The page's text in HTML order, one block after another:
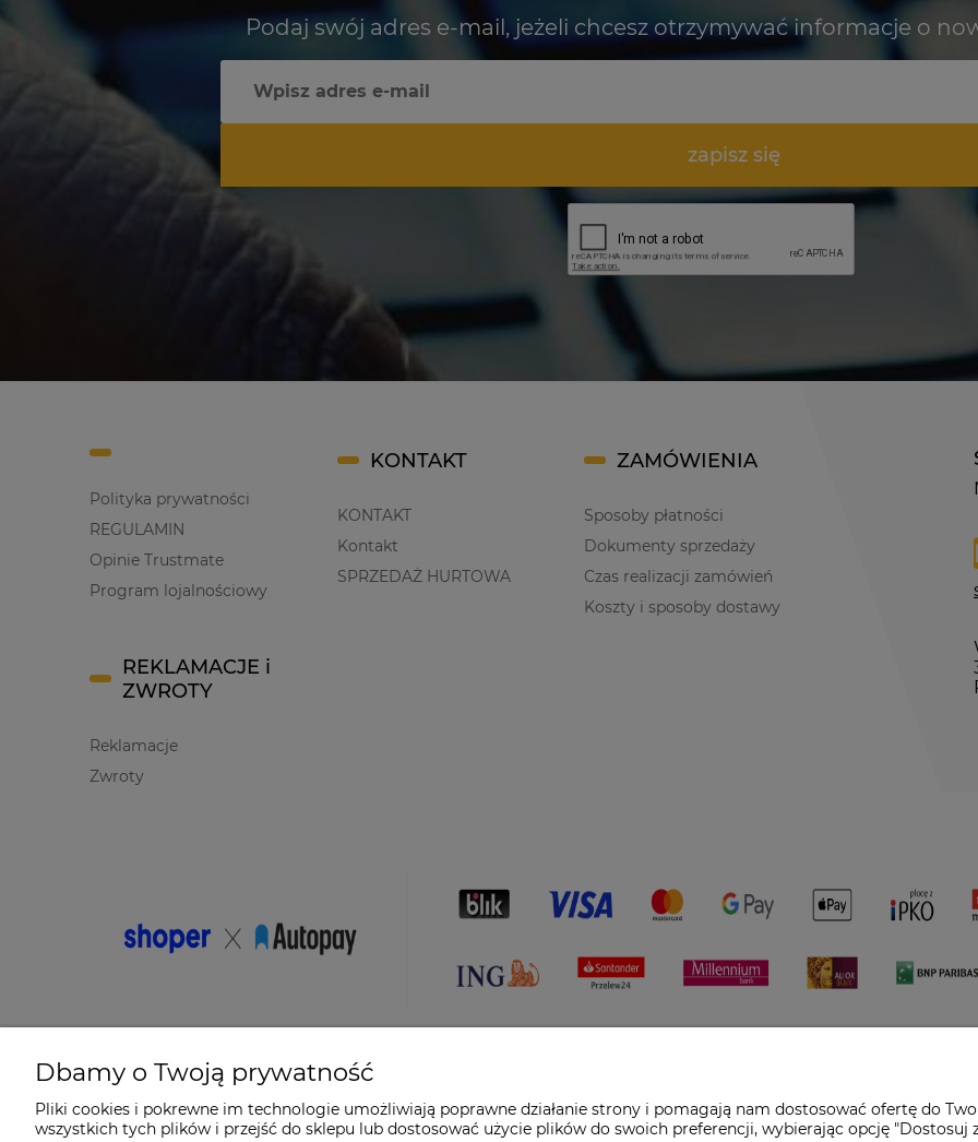
Podaj swój adres e-mail, jeżeli chcesz otrzymywać informacje o
zapisz się
Polityka prywatności
REGULAMIN
Opinie Trustmate
Program lojalnościowy
KONTAKT
KONTAKT
Kontakt
SPRZEDAŻ HURTOWA
ZAMÓWIENIA
Sposoby płatności
Dokumenty sprzedaży
Czas realizacji zamówień
Koszty i sposoby dostawy
REKLAMACJE i
ZWROTY
Reklamacje
Zwroty
Dbamy o Twoją prywatność
Pliki cookies i pokrewne im technologie umożliwiają poprawne działanie strony i pomagają nam dostosować ofertę do
wszystkich tych plików i przejść do sklepu lub dostosować użycie plików do swoich preferencji, wybierając opcję "Dostosuj